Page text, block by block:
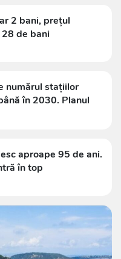
2 bani, prețul
de bani
numărul stațiilor
în 2030. Planul
aproape 95 de ani.
în top